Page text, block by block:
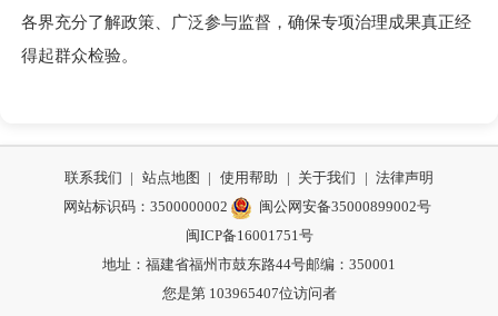
各界充分了解政策、广泛参与监督，确保专项治理成果真正经
得起群众检验。
联系我们 | 站点地图 | 使用帮助 | 关于我们 | 法律声明
网站标识码：3500000002
闽公网安备35000899002号
闽ICP备16001751号
地址：福建省福州市鼓东路44号邮编：350001
您是第 103965407位访问者